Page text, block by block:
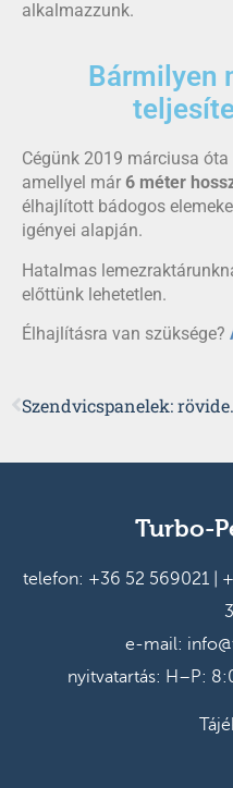
alkalmazzunk.
Bármilyen
Cégünk 2019 márciusa
amellyel már 6 méter
élhajlított bádogos
igényei alapján.
Hatalmas
előttünk lehetetlen.
Élhajlításra van szüksége?
Turbo-
telefon: +36 52 569021
e-mail:
nyitvatartás: H–P: